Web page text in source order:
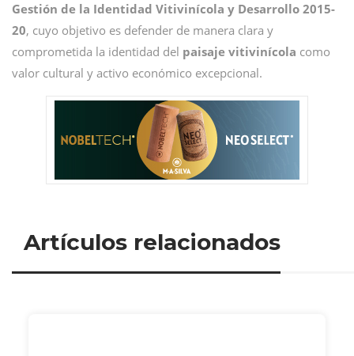
Gestión de la Identidad Vitivinícola y Desarrollo 2015-
20, cuyo objetivo es defender de manera clara y
comprometida la identidad del paisaje vitivinícola como
valor cultural y activo económico excepcional.
Artículos relacionados